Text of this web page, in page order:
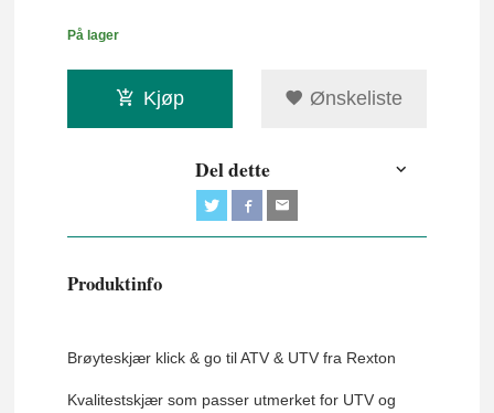
På lager
Kjøp Ønskeliste
Del dette
Produktinfo
Brøyteskjær klick & go til ATV & UTV fra Rexton
Kvalitestskjær som passer utmerket for UTV og